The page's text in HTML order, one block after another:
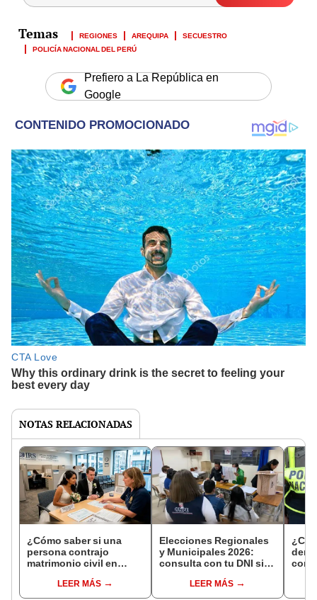
REGIONES AREQUIPA
SECUESTRO
POLICÍA NACIONAL DEL PERÚ
Prefiero a La República en
Google
NOTAS RELACIONADAS
¿Cómo saber si una
persona contrajo
matrimonio civil en
LEER MÁS
Elecciones Regionales
y Municipales 2026:
consulta con tu DNI si
de mesa para este 4 de
octubre en el link oficial
LEER MÁS
con